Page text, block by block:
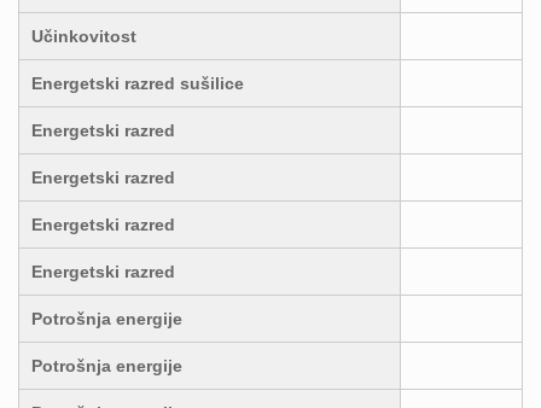
Učinkovitost
Energetski razred sušilice
Energetski razred
Energetski razred
Energetski razred
Energetski razred
Potrošnja energije
Potrošnja energije